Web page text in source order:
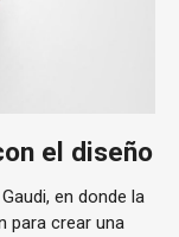
el diseño
en donde la
para crear una